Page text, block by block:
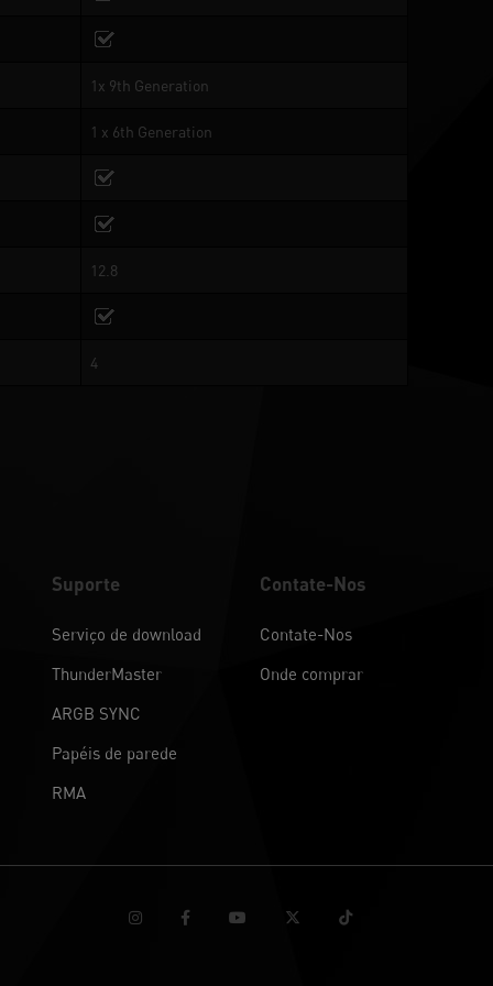
1x 9th Generation
1 x 6th Generation
12.8
4
Suporte
Serviço de download
ThunderMaster
ARGB SYNC
Papéis de parede
RMA
Contate-Nos
Contate-Nos
Onde comprar